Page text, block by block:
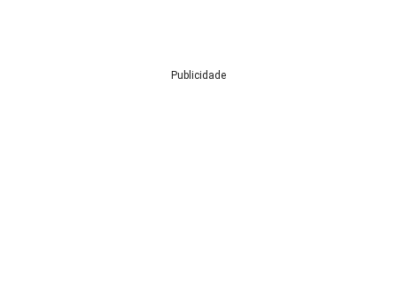
Publicidade